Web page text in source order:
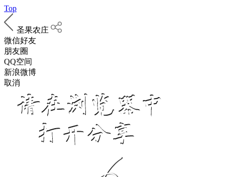
Top
圣果农庄
微信好友
朋友圈
QQ空间
新浪微博
取消